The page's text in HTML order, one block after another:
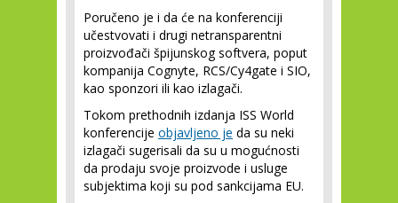
Poručeno je i da će na konferenciji
učestvovati i drugi netransparentni
proizvođači špijunskog softvera, poput
kompanija Cognyte, RCS/Cy4gate i SIO,
kao sponzori ili kao izlagači.
Tokom prethodnih izdanja ISS World
konferencije objavljeno je da su neki
izlagači sugerisali da su u mogućnosti
da prodaju svoje proizvode i usluge
subjektima koji su pod sankcijama EU.